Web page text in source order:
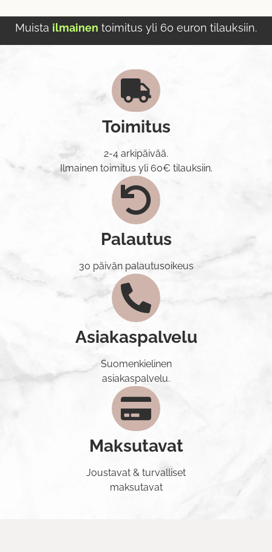
Muista ilmainen toimitus yli 60 euron tilauksiin.
Toimitus
2-4 arkipäivää.
Ilmainen toimitus yli 60€ tilauksiin.
Palautus
30 päivän palautusoikeus
Asiakaspalvelu
Suomenkielinen
asiakaspalvelu.
Maksutavat
Joustavat & turvalliset
maksutavat